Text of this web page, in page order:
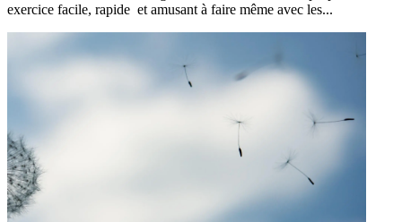
exercice facile, rapide et amusant à faire même avec les...